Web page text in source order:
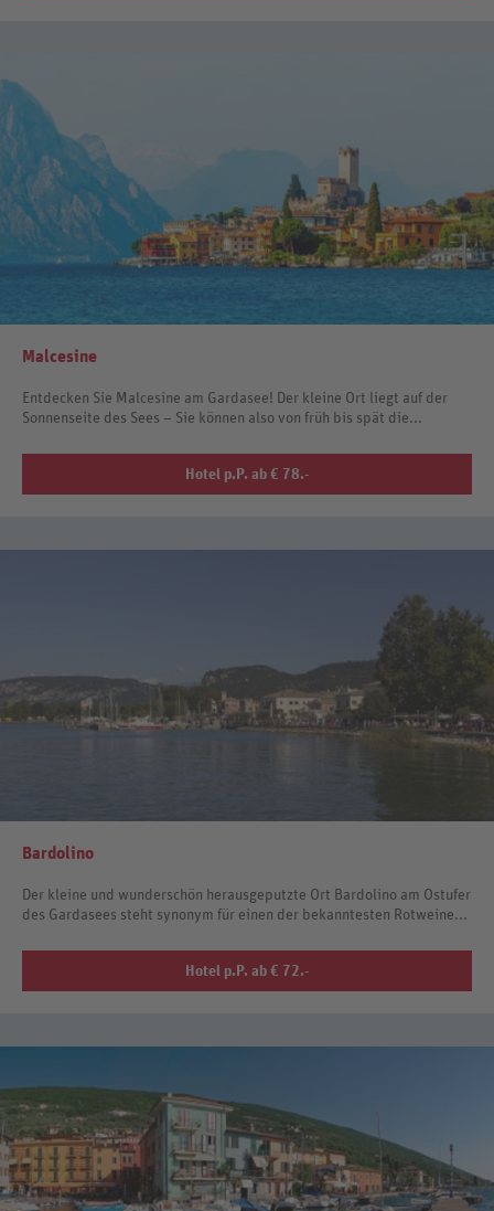
Malcesine
Entdecken Sie Malcesine am Gardasee! Der kleine Ort liegt auf der
Sonnenseite des Sees – Sie können also von früh bis spät die...
Hotel p.P. ab € 78.-
Bardolino
Der kleine und wunderschön herausgeputzte Ort Bardolino am Ostufer
des Gardasees steht synonym für einen der bekanntesten Rotweine...
Hotel p.P. ab € 72.-